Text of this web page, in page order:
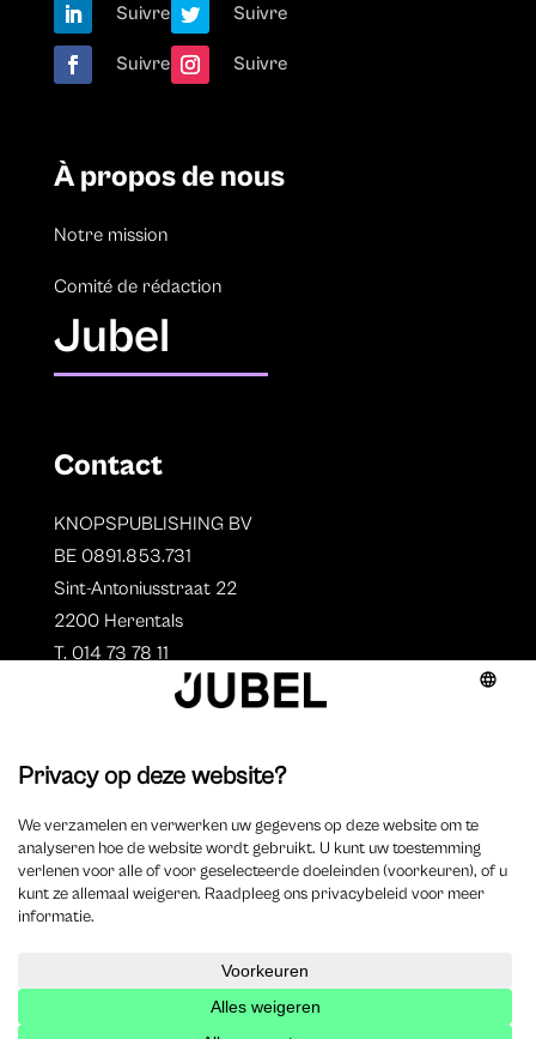
Suivre Suivre
Suivre Suivre
À propos de nous
Notre mission
Comité de rédaction
Jubel
Contact
KNOPSPUBLISHING BV
BE 0891.853.731
Sint-Antoniusstraat 22
2200 Herentals
T. 014 73 78 11
Aperçu des auteurs
Devenir auteur ?
2023 Jubel – Webdesign byWisemen
Clause de non responsabilite–